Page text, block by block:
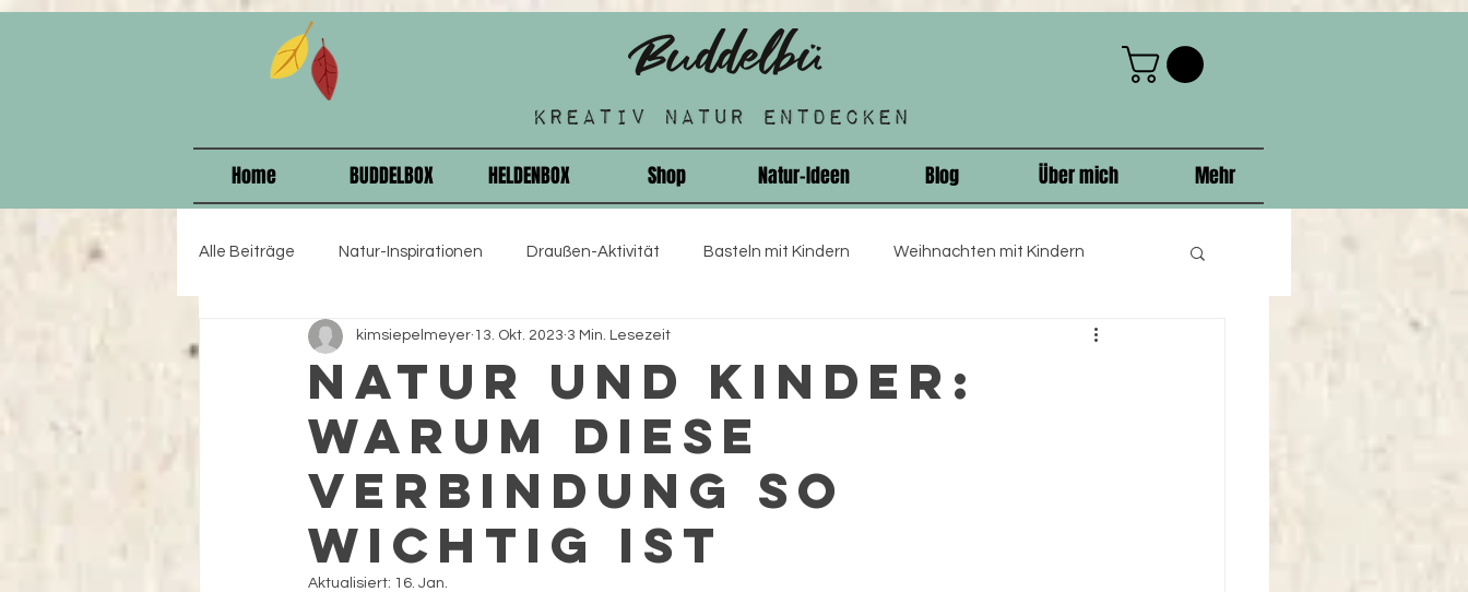
Home BUDDELBOX HELDENBOX Shop Natur-Ideen Blog Über mich Mehr
Alle Beiträge Natur-Inspirationen Draußen-Aktivität Basteln mit Kindern Weihnachten mit Kindern
Kindergeburtstag starke Kinder Einschulung
Geschenkideen Selbstbewusst und Mutig
Natur und Kinder:
warum diese
Verbindung so
wichtig ist
kimsiepelmeyer 13. Okt. 2023 3 Min. Lesezeit
Aktualisiert: 16. Jan.